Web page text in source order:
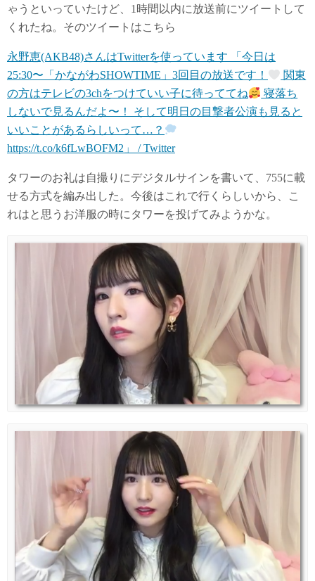
ゃうといっていたけど、1時間以内に放送前にツイートして
くれたね。そのツイートはこちら
永野恵(AKB48)さんはTwitterを使っています 「今日は
25:30〜「かながわSHOWTIME」3回目の放送です！
関東
の方はテレビの3chをつけていい子に待っててね
寝落ち
しないで見るんだよ〜！ そして明日の目撃者公演も見ると
いいことがあるらしいって…？
https://t.co/k6fLwBOFM2」 / Twitter
タワーのお礼は自撮りにデジタルサインを書いて、755に載
せる方式を編み出した。今後はこれで行くらしいから、こ
れはと思うお洋服の時にタワーを投げてみようかな。